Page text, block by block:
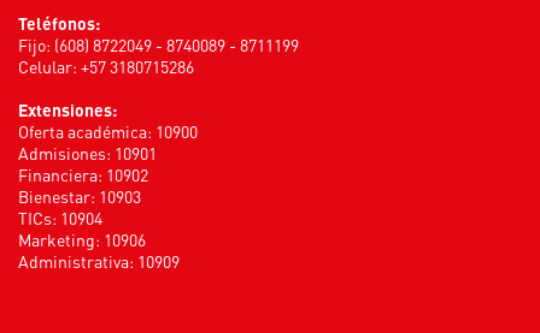
Teléfonos:
Fijo: (608) 8722049 - 8740089 - 8711199
Celular: +57 3180715286
Extensiones:
Oferta académica: 10900
Admisiones: 10901
Financiera: 10902
Bienestar: 10903
TICs: 10904
Marketing: 10906
Administrativa: 10909